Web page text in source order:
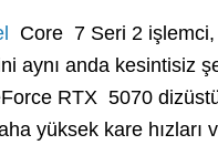
Core 7 Seri 2
aynı anda kesintisiz
RTX 5070
yüksek kare hızları